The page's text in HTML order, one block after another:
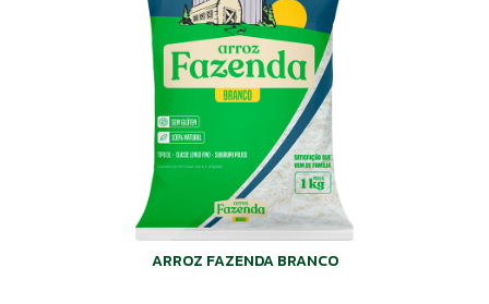
ARROZ FAZENDA BRANCO